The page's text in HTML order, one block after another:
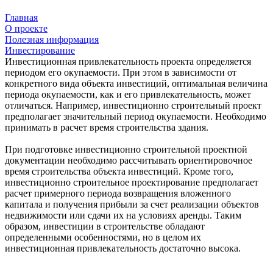
Главная
О проекте
Полезная информация
Инвестирование
Инвестиционная привлекательность проекта определяется
периодом его окупаемости. При этом в зависимости от
конкретного вида объекта инвестиций, оптимальная величина
периода окупаемости, как и его привлекательность, может
отличаться. Например, инвестиционно строительный проект
предполагает значительный период окупаемости. Необходимо
принимать в расчет время строительства здания.
При подготовке инвестиционно строительной проектной
документации необходимо рассчитывать ориентировочное
время строительства объекта инвестиций. Кроме того,
инвестиционно строительное проектирование предполагает
расчет примерного периода возвращения вложенного
капитала и получения прибыли за счет реализации объектов
недвижимости или сдачи их на условиях аренды. Таким
образом, инвестиции в строительстве обладают
определенными особенностями, но в целом их
инвестиционная привлекательность достаточно высока.